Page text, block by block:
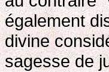
également
divine
sagesse de